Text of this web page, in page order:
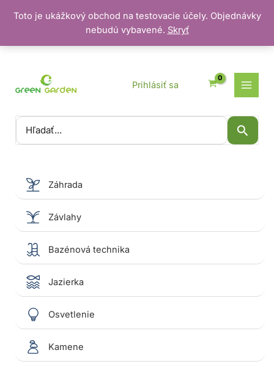
Toto je ukážkový obchod na testovacie účely. Objednávky
nebudú vybavené. Skryť
Vyhľadať:
Prihlásiť sa
Záhrada
Závlahy
Bazénová technika
Jazierka
Osvetlenie
Kamene